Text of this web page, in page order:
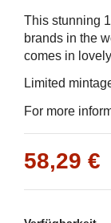
This stunning
brands in the
comes in
Limited
For more
58,29 €